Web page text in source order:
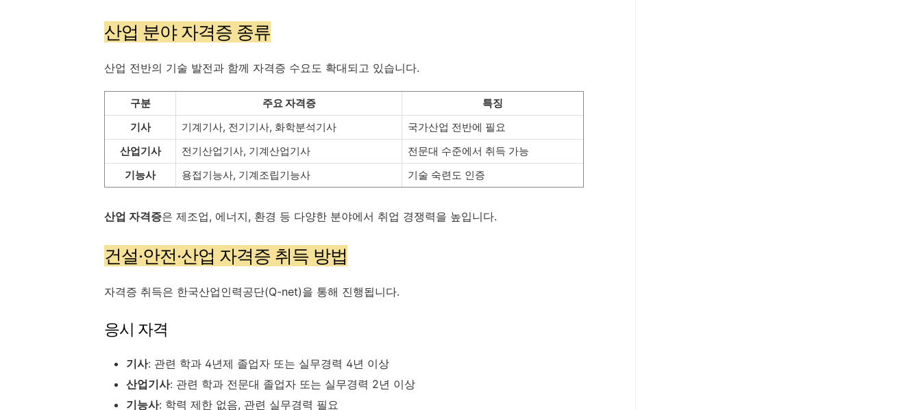
산업 분야 자격증 종류
산업 전반의 기술 발전과 함께 자격증 수요도 확대되고 있습니다.
구분 주요 자격증
특징
기사
기계기사, 전기기사, 화학분석기사
국가산업 전반에 필요
산업기사
전기산업기사, 기계산업기사
전문대 수준에서 취득 가능
기능사
용접기능사, 기계조립기능사 기술 숙련도 인증
산업 자격증은 제조업, 에너지, 환경 등 다양한 분야에서 취업 경쟁력을 높입니다.
건설·안전·산업 자격증 취득 방법
자격증 취득은 한국산업인력공단(Q-net)을 통해 진행됩니다.
응시 자격
기사: 관련 학과 4년제 졸업자 또는 실무경력 4년 이상
산업기사: 관련 학과 전문대 졸업자 또는 실무경력 2년 이상
기능사: 학력 제한 없음, 관련 실무경력 필요